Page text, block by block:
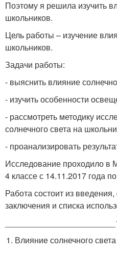
Поэтому я решила изучить
школьников.
Цель работы – изучение
школьников.
Задачи работы:
- выяснить влияние
- изучить особенности
- рассмотреть методику
солнечного света на
- проанализировать
Исследование проходило
4 классе с 14.11.2017 года
Работа состоит из
заключения и списка
Влияние солнечного